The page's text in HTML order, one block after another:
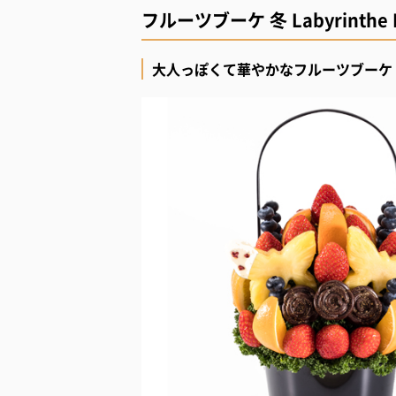
フルーツブーケ 冬 Labyrinthe
大人っぽくて華やかなフルーツブーケ